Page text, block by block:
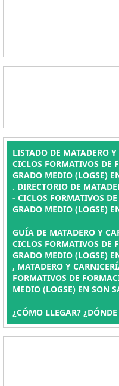
LISTADO DE MATADERO
CICLOS FORMATIVOS DE
GRADO MEDIO (LOGSE)
. DIRECTORIO DE
- CICLOS FORMATIVOS
GRADO MEDIO (LOGSE)
GUÍA DE MATADERO Y
CICLOS FORMATIVOS DE
GRADO MEDIO (LOGSE)
, MATADERO Y
FORMATIVOS DE
MEDIO (LOGSE) EN SON
¿CÓMO LLEGAR?